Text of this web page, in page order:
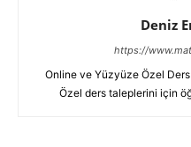
Deniz
https://
Online ve Yüzyüze Özel
Özel ders taleplerini için